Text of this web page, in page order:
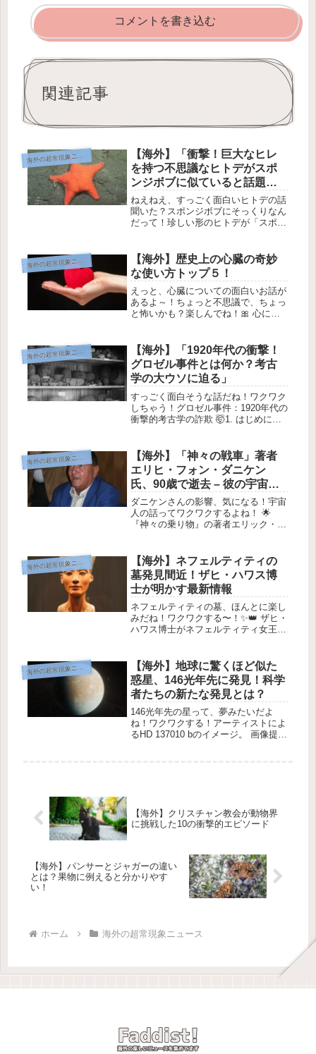
コメントを書き込む
関連記事
海
外の超常現象ニュース
【海外】「衝撃！巨大なヒレ
を持つ不思議なヒトデがスポ
ンジボブに似ていると話題
に」
ねえねえ、すっごく面白いヒトデの話
聞いた？スポンジボブにそっくりなん
だって！珍しい形のヒトデが「スポン
供：Schmidt Ocean Institute最近、海
の底で見つ...
海
外の超常現象ニュース
【海外】歴史上の心臓の奇妙
な使い方トップ５！
えっと、心臓についての面白いお話が
あるよ～！ちょっと不思議で、ちょっ
と怖いかも？楽しんでね！🎀 心にま
あふれるよね！💖 ロマンチックなカ
ードやハート型のチョコレート、それ
に...
海
外の超常現象ニュース
【海外】「1920年代の衝撃！
グロゼル事件とは何か？考古
学の大ウソに迫る」
すっごく面白そうな話だね！ワクワク
しちゃう！グロゼル事件：1920年代の
衝撃的考古学の詐欺 🤯1. はじめに
大騒ぎになったんだ。✨これはただの
考古学の発掘ではなくて...
海
外の超常現象ニュース
【海外】「神々の戦車」著者
エリヒ・フォン・ダニケン
氏、90歳で逝去 – 彼の宇宙人
説がもたらした影響とは？
ダニケンさんの影響、気になる！宇宙
人の話ってワクワクするよね！ 🌟
『神々の乗り物』の著者エリック・フ
BY 3.0 Michal Manas スイスのベスト
セラー作...
海
外の超常現象ニュース
【海外】ネフェルティティの
墓発見間近！ザヒ・ハワス博
士が明かす最新情報
ネフェルティティの墓、ほんとに楽し
みだね！ワクワクする〜！✨👑 ザヒ・
ハワス博士がネフェルティティ女王の
Manske「リアル・インディ・ジョー
ンズ」...
海
外の超常現象ニュース
【海外】地球に驚くほど似た
惑星、146光年先に発見！科学
者たちの新たな発見とは？
146光年先の星って、夢みたいだよ
ね！ワクワクする！アーティストによ
るHD 137010 bのイメージ。 画像提
【海外】クリスチャン教会が動物界
に挑戦した10の衝撃的エピソード
【海外】パンサーとジャガーの違い
とは？果物に例えると分かりやす
い！
ホーム 海外の超常現象ニュース